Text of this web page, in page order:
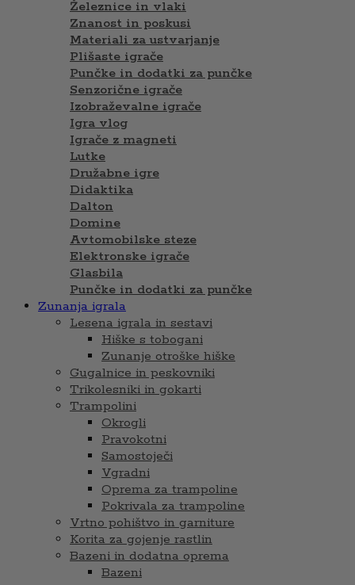
Železnice in vlaki
Znanost in poskusi
Materiali za ustvarjanje
Plišaste igrače
Punčke in dodatki za punčke
Senzorične igrače
Izobraževalne igrače
Igra vlog
Igrače z magneti
Lutke
Družabne igre
Didaktika
Dalton
Domine
Avtomobilske steze
Elektronske igrače
Glasbila
Punčke in dodatki za punčke
Zunanja igrala
Lesena igrala in sestavi
Hiške s tobogani
Zunanje otroške hiške
Gugalnice in peskovniki
Trikolesniki in gokarti
Trampolini
Okrogli
Pravokotni
Samostoječi
Vgradni
Oprema za trampoline
Pokrivala za trampoline
Vrtno pohištvo in garniture
Korita za gojenje rastlin
Bazeni in dodatna oprema
Bazeni